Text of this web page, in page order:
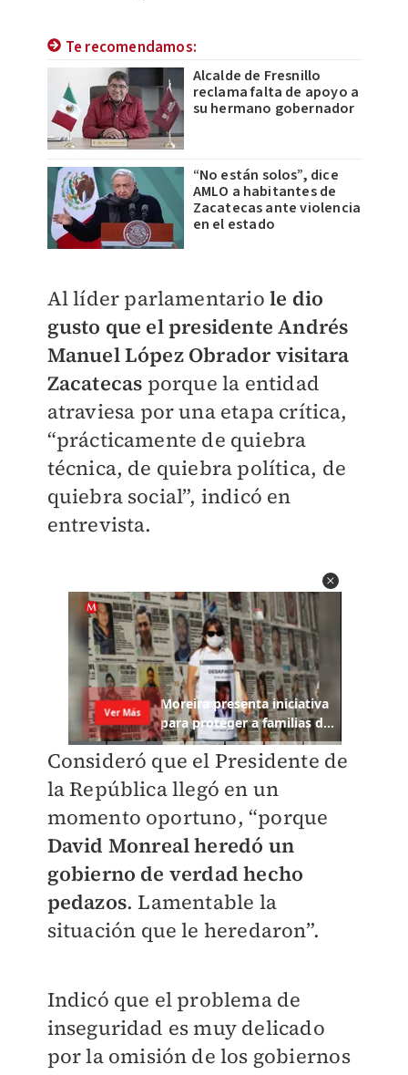
Te recomendamos:
Alcalde de Fresnillo
reclama falta de apoyo a
su hermano gobernador
“No están solos”, dice
AMLO a habitantes de
Zacatecas ante violencia
en el estado
Al líder parlamentariole dio
gusto que el presidente Andrés
Manuel López Obrador visitara
Zacatecas porque la entidad
atraviesa por una etapa crítica,
“prácticamente de quiebra
técnica, de quiebra política, de
quiebra social”, indicó en
entrevista.
Consideró que el Presidente de
la República llegó en un
momento oportuno, “porque
David Monreal heredó un
gobierno de verdad hecho
pedazos. Lamentable la
situación que le heredaron”.
Indicó que el problema de
inseguridad es muy delicado
por la omisión de los gobiernos